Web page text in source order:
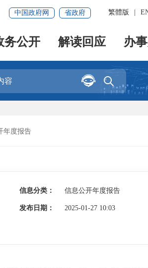
繁體版
中国政府网 省政府
务公开 解读回应 办


年度报告
信息分类： 信息公开年度报告
发布日期： 2025-01-27 10:03